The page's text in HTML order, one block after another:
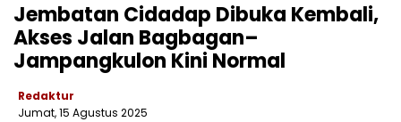
‎Jembatan Cidadap Dibuka Kembali,
Akses Jalan Bagbagan–
Jampangkulon Kini Normal
Redaktur
Jumat, 15 Agustus 2025